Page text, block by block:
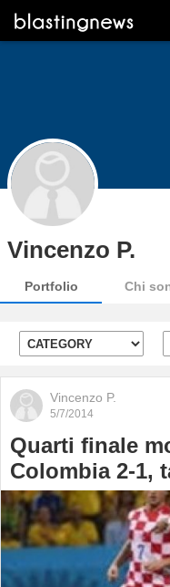
Vincenzo P.
Portfolio Chi
Vincenzo P.
5/7/2014
Quarti finale
Colombia 2-1,